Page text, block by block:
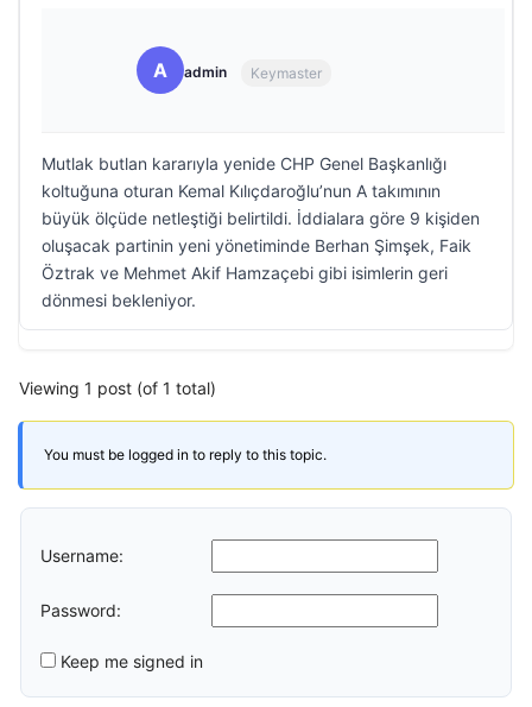
A admin Keymaster
Mutlak butlan kararıyla yenide CHP Genel Başkanlığı
koltuğuna oturan Kemal Kılıçdaroğlu’nun A takımının
büyük ölçüde netleştiği belirtildi. İddialara göre 9 kişiden
oluşacak partinin yeni yönetiminde Berhan Şimşek, Faik
Öztrak ve Mehmet Akif Hamzaçebi gibi isimlerin geri
dönmesi bekleniyor.
Viewing 1 post (of 1 total)
You must be logged in to reply to this topic.
Username:
Password:
Keep me signed in